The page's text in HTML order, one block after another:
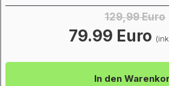
129,99 Euro
79.99 Euro
In den